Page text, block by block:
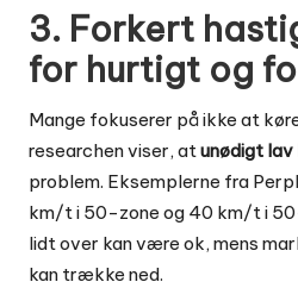
3. Forkert
for hurtigt og
Mange fokuserer på ikke at
researchen viser, atunødigt
problem. Eksemplerne fra
km/t i 50-zone og 40 km/t i
lidt over kan være ok, mens
kan trække ned.